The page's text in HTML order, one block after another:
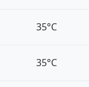
35°C
35°C